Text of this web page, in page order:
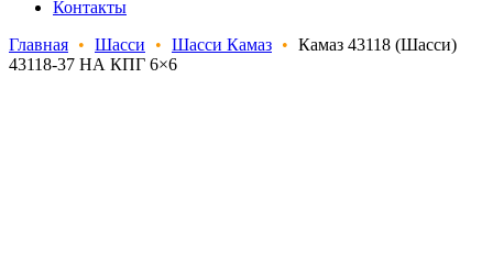
Контакты
Главная • Шасси • Шасси Камаз • Камаз 43118 (Шасси)
43118-37 НА КПГ 6×6